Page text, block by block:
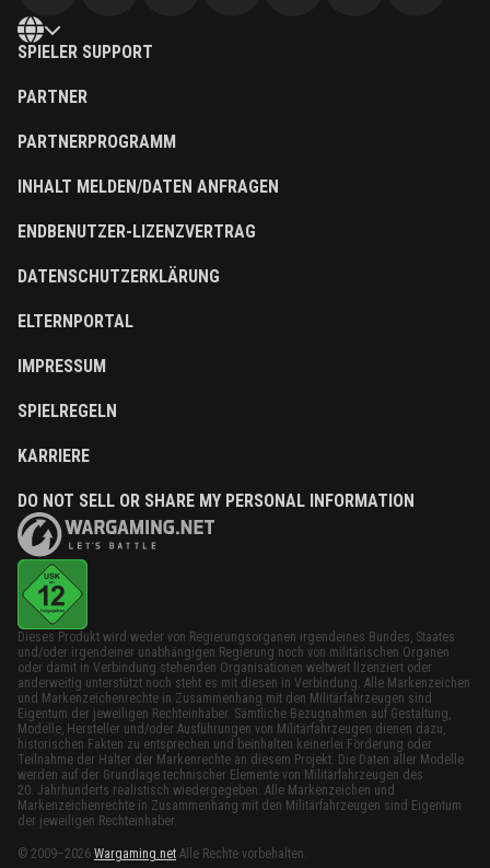
SPIELER SUPPORT
PARTNER
PARTNERPROGRAMM
INHALT MELDEN/DATEN ANFRAGEN
ENDBENUTZER-LIZENZVERTRAG
DATENSCHUTZERKLÄRUNG
ELTERNPORTAL
IMPRESSUM
SPIELREGELN
KARRIERE
DO NOT SELL OR SHARE MY PERSONAL INFORMATION
Dieses Produkt wird weder von Regierungsorganen irgendeines Bundes, Staates
und/oder irgendeiner unabhängigen Regierung noch von militärischen Organen
oder damit in Verbindung stehenden Organisationen weltweit lizenziert oder
anderweitig unterstützt noch steht es mit diesen in Verbindung. Alle Markenzeichen
und Markenzeichenrechte in Zusammenhang mit den Militärfahrzeugen sind
Eigentum der jeweiligen Rechteinhaber. Sämtliche Bezugnahmen auf Gestaltung,
Modelle, Hersteller und/oder Ausführungen von Militärfahrzeugen dienen dazu,
historischen Fakten zu entsprechen und beinhalten keinerlei Förderung oder
Teilnahme der Halter der Markenrechte an diesem Projekt. Die Daten aller Modelle
werden auf der Grundlage technischer Elemente von Militärfahrzeugen des
20. Jahrhunderts realistisch wiedergegeben. Alle Markenzeichen und
Markenzeichenrechte in Zusammenhang mit den Militärfahrzeugen sind Eigentum
der jeweiligen Rechteinhaber.
© 2009–2026 Wargaming.net Alle Rechte vorbehalten.